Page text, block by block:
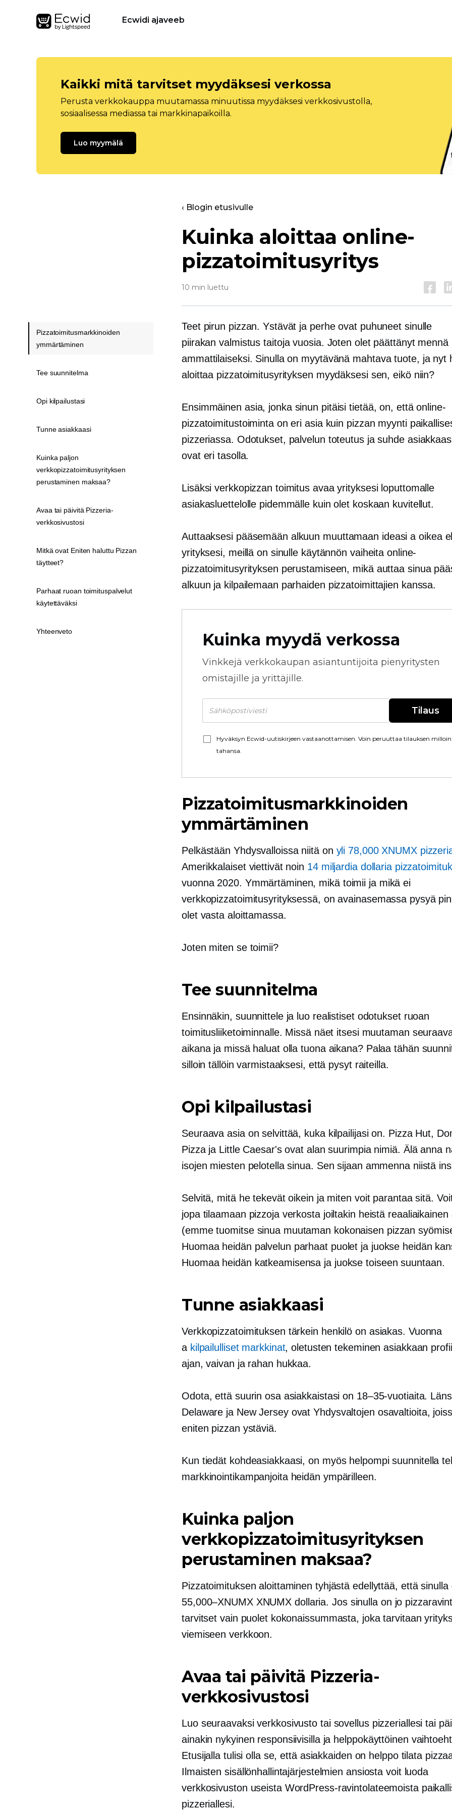
Ecwidi ajaveeb
Kaikki mitä tarvitset myydäksesi verkossa
Perusta verkkokauppa muutamassa minuutissa myydäksesi verkkosivustolla,
sosiaalisessa mediassa tai markkinapaikoilla.
Luo myymälä
‹ Blogin etusivulle
Kuinka aloittaa online-
pizzatoimitusyritys
10 min luettu
Teet pirun pizzan. Ystävät ja perhe ovat puhuneet sinulle
piirakan valmistus taitoja vuosia. Joten olet päättänyt mennä
ammattilaiseksi. Sinulla on myytävänä mahtava tuote, ja nyt
aloittaa pizzatoimitusyrityksen myydäksesi sen, eikö niin?
Ensimmäinen asia, jonka sinun pitäisi tietää, on, että online-
pizzatoimitustoiminta on eri asia kuin pizzan myynti
pizzeriassa. Odotukset, palvelun toteutus ja suhde
ovat eri tasolla.
Lisäksi verkkopizzan toimitus avaa yrityksesi loputtomalle
asiakasluettelolle pidemmälle kuin olet koskaan kuvitellut.
Auttaaksesi pääsemään alkuun muuttamaan ideasi aoikea
yrityksesi, meillä on sinulle käytännön vaiheita online-
pizzatoimitusyrityksen perustamiseen, mikä auttaa sinua
alkuun ja kilpailemaan parhaiden pizzatoimittajien kanssa.
Kuinka myydä verkossa
Vinkkejä verkkokaupan asiantuntijoita pienyritysten
omistajille ja yrittäjille.
Tilaus
Hyväksyn Ecwid-uutiskirjeen vastaanottamisen. Voin peruuttaa tilauksen milloin
tahansa.
Pizzatoimitusmarkkinoiden
ymmärtäminen
Pelkästään Yhdysvalloissa niitä on yli 78,000 XNUMX
Amerikkalaiset viettivät noin 14 miljardia dollaria
vuonna 2020. Ymmärtäminen, mikä toimii ja mikä ei
verkkopizzatoimitusyrityksessä, on avainasemassa pysyä
olet vasta aloittamassa.
Joten miten se toimii?
Tee suunnitelma
Ensinnäkin, suunnittele ja luo realistiset odotukset ruoan
toimitusliiketoiminnalle. Missä näet itsesi muutaman
aikana ja missä haluat olla tuona aikana? Palaa tähän
silloin tällöin varmistaaksesi, että pysyt raiteilla.
Opi kilpailustasi
Seuraava asia on selvittää, kuka kilpailijasi on. Pizza Hut,
Pizza ja Little Caesar's ovat alan suurimpia nimiä. Älä anna
isojen miesten pelotella sinua. Sen sijaan ammenna niistä
Selvitä, mitä he tekevät oikein ja miten voit parantaa sitä.
jopa tilaamaan pizzoja verkosta joiltakin heistä reaaliaikainen
(emme tuomitse sinua muutaman kokonaisen pizzan
Huomaa heidän palvelun parhaat puolet ja juokse heidän
Huomaa heidän katkeamisensa ja juokse toiseen suuntaan.
Tunne asiakkaasi
Verkkopizzatoimituksen tärkein henkilö on asiakas. Vuonna
a kilpailulliset markkinat, oletusten tekeminen asiakkaan
ajan, vaivan ja rahan hukkaa.
Odota, että suurin osa asiakkaistasi on 18–35-vuotiaita.
Delaware ja New Jersey ovat Yhdysvaltojen osavaltioita,
eniten pizzan ystäviä.
Kun tiedät kohdeasiakkaasi, on myös helpompi suunnitella
markkinointikampanjoita heidän ympärilleen.
Kuinka paljon
verkkopizzatoimitusyrityksen
perustaminen maksaa?
Pizzatoimituksen aloittaminen tyhjästä edellyttää, että sinulla
55,000–XNUMX XNUMX dollaria. Jos sinulla on jo
tarvitset vain puolet kokonaissummasta, joka tarvitaan
viemiseen verkkoon.
Avaa tai päivitä Pizzeria-
verkkosivustosi
Luo seuraavaksi verkkosivusto tai sovellus pizzeriallesi tai
ainakin nykyinen responsiivisilla ja helppokäyttöinen
Etusijalla tulisi olla se, että asiakkaiden on helppo tilata
Ilmaisten sisällönhallintajärjestelmien ansiosta voit luoda
verkkosivuston useista WordPress-ravintolateemoista
pizzeriallesi.
Pizzatoimitusmarkkinoiden
ymmärtäminen
Tee suunnitelma
Opi kilpailustasi
Tunne asiakkaasi
Kuinka paljon
verkkopizzatoimitusyrityksen
perustaminen maksaa?
Avaa tai päivitä Pizzeria-
verkkosivustosi
Mitkä ovat Eniten haluttu Pizzan
täytteet?
Parhaat ruoan toimituspalvelut
käytettäväksi
Yhteenveto